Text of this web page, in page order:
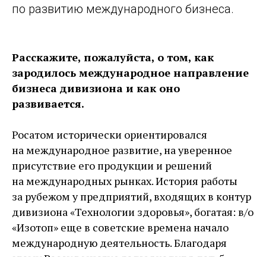
по развитию международного бизнеса.
Расскажите, пожалуйста, о том, как
зародилось международное направление
бизнеса дивизиона и как оно
развивается.
Росатом исторически ориентировался
на международное развитие, на уверенное
присутствие его продукции и решений
на международных рынках. История работы
за рубежом у предприятий, входящих в контур
дивизиона «Технологии здоровья», богатая: в/о
«Изотоп» еще в советские времена начало
международную деятельность. Благодаря